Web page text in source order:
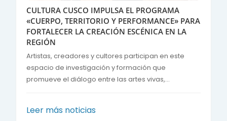
CULTURA CUSCO IMPULSA EL PROGRAMA
«CUERPO, TERRITORIO Y PERFORMANCE» PARA
FORTALECER LA CREACIÓN ESCÉNICA EN LA
REGIÓN
Artistas, creadores y cultores participan en este
espacio de investigación y formación que
promueve el diálogo entre las artes vivas,...
Leer más noticias